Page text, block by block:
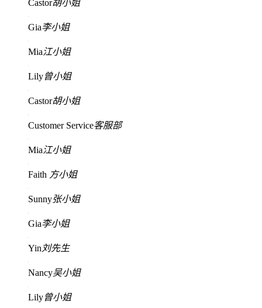
Castor胡小姐
Gia李小姐
Mia江小姐
Lily曾小姐
Castor胡小姐
Customer Service客服部
Mia江小姐
Faith 方小姐
Sunny张小姐
Gia李小姐
Yin 刘先生
Nancy吴小姐
Lily曾小姐